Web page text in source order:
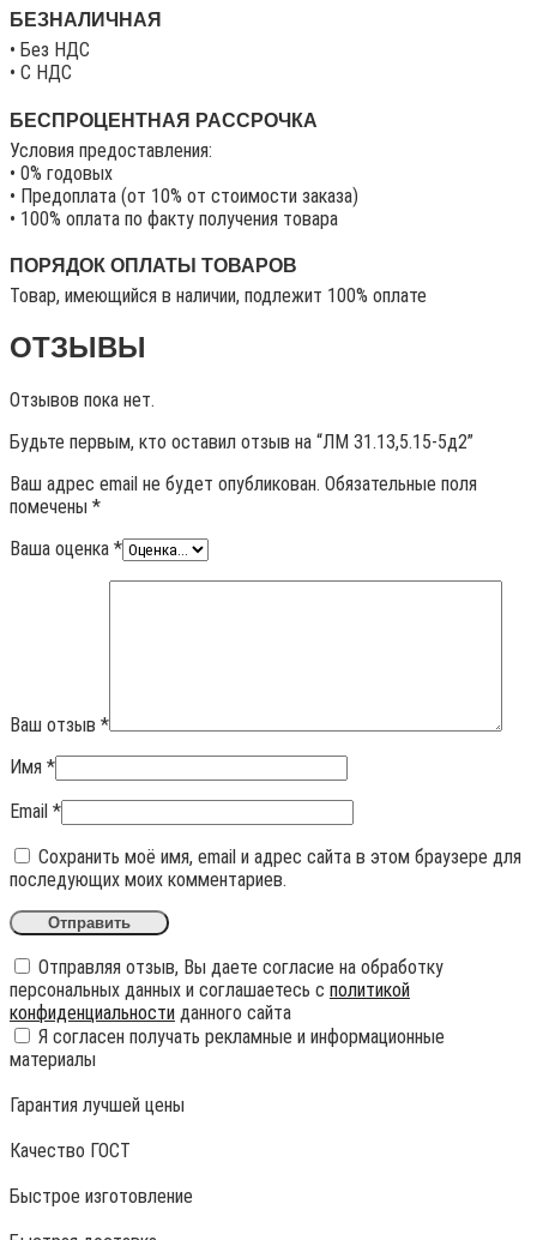
БЕЗНАЛИЧНАЯ
• Без НДС
• C НДС
БЕСПРОЦЕНТНАЯ РАССРОЧКА
Условия предоставления:
• 0% годовых
• Предоплата (от 10% от стоимости заказа)
• 100% оплата по факту получения товара
ПОРЯДОК ОПЛАТЫ ТОВАРОВ
Товар, имеющийся в наличии, подлежит 100% оплате
ОТЗЫВЫ
Отзывов пока нет.
Будьте первым, кто оставил отзыв на “ЛМ 31.13,5.15-5д2”
Ваш адрес email не будет опубликован. Обязательные поля
помечены *
Ваша оценка *
Ваш отзыв *
Имя *
Email *
Сохранить моё имя, email и адрес сайта в этом браузере для
последующих моих комментариев.
Отправляя отзыв, Вы даете согласие на обработку
персональных данных и соглашаетесь с политикой
конфиденциальности данного сайта
Я согласен получать рекламные и информационные
материалы
Гарантия лучшей цены
Качество ГОСТ
Быстрое изготовление